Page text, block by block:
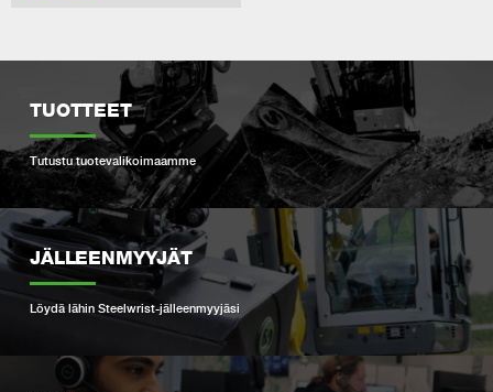
TUOTTEET
Tutustu tuotevalikoimaamme
JÄLLEENMYYJÄT
Löydä lähin Steelwrist-jälleenmyyjäsi